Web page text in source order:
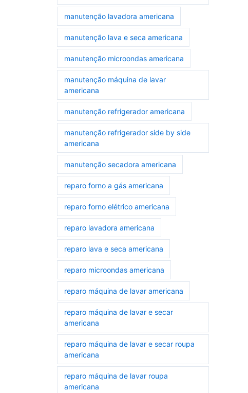
manutenção lavadora americana
manutenção lava e seca americana
manutenção microondas americana
manutenção máquina de lavar
americana
manutenção refrigerador americana
manutenção refrigerador side by side
americana
manutenção secadora americana
reparo forno a gás americana
reparo forno elétrico americana
reparo lavadora americana
reparo lava e seca americana
reparo microondas americana
reparo máquina de lavar americana
reparo máquina de lavar e secar
americana
reparo máquina de lavar e secar roupa
americana
reparo máquina de lavar roupa
americana